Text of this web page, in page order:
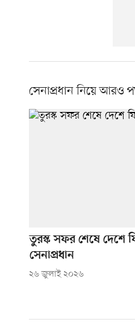
সেনাপ্রধান নিয়ে আরও
তুরস্ক সফর শেষে দেশে
সেনাপ্রধান
২৬ জুলাই ২০২৬